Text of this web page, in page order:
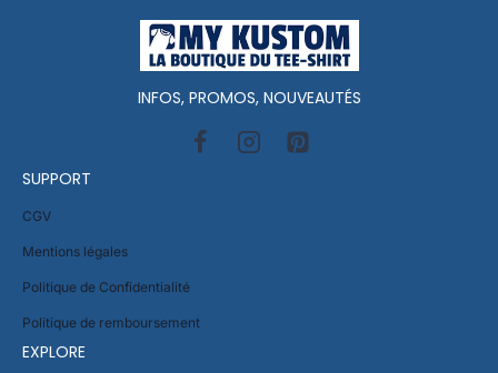
INFOS, PROMOS, NOUVEAUTÉS
SUPPORT
CGV
Mentions légales
Politique de Confidentialité
Politique de remboursement
EXPLORE